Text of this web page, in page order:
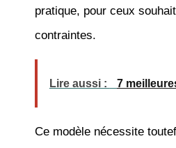
pratique, pour ceux
contraintes.
Lire aussi : 7
Ce modèle nécessite